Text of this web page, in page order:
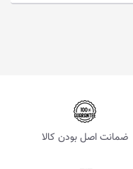
ضمانت اصل بودن کالا